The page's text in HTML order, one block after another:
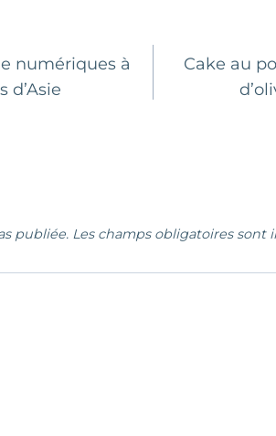
numériques à
d’Asie
Cake au
publiée. Les champs obligatoires sont